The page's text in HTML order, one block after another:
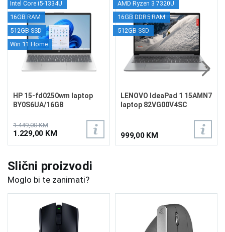
Intel Core i5-1334U
16GB RAM
512GB SSD
Win 11 Home
HP 15-fd0250wm laptop
BY0S6UA/16GB
1.449,00 KM
1.229,00 KM
AMD Ryzen 3 7320U
16GB DDR5 RAM
512GB SSD
LENOVO IdeaPad 1 15AMN7
laptop 82VG00V4SC
999,00 KM
Slični proizvodi
Moglo bi te zanimati?